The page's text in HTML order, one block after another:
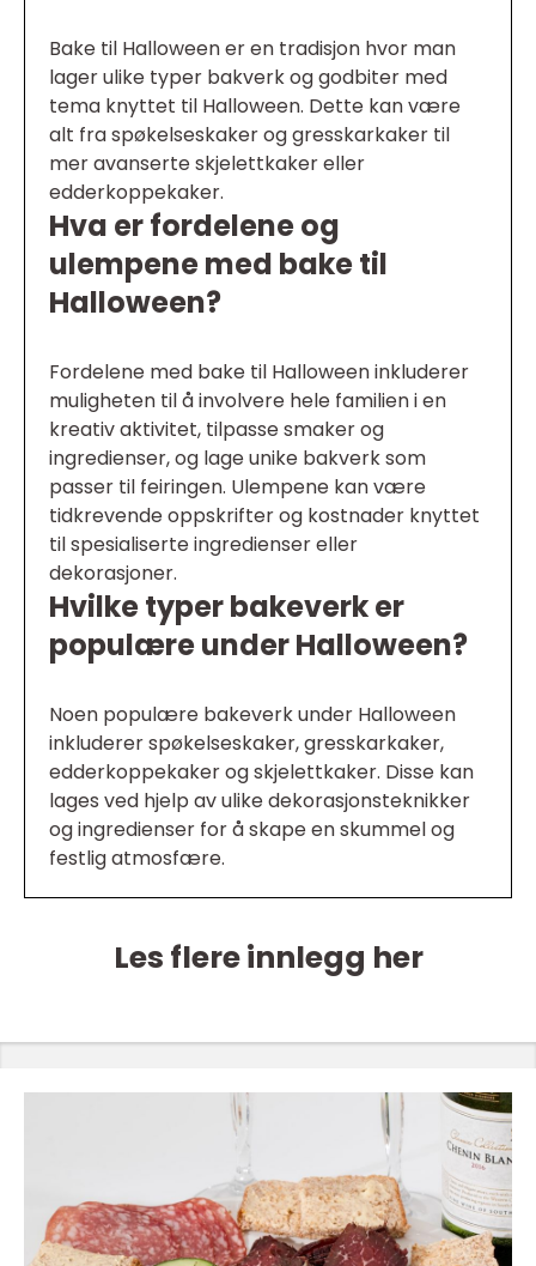
Bake til Halloween er en tradisjon hvor man
lager ulike typer bakverk og godbiter med
tema knyttet til Halloween. Dette kan være
alt fra spøkelseskaker og gresskarkaker til
mer avanserte skjelettkaker eller
edderkoppekaker.
Hva er fordelene og
ulempene med bake til
Halloween?
Fordelene med bake til Halloween inkluderer
muligheten til å involvere hele familien i en
kreativ aktivitet, tilpasse smaker og
ingredienser, og lage unike bakverk som
passer til feiringen. Ulempene kan være
tidkrevende oppskrifter og kostnader knyttet
til spesialiserte ingredienser eller
dekorasjoner.
Hvilke typer bakeverk er
populære under Halloween?
Noen populære bakeverk under Halloween
inkluderer spøkelseskaker, gresskarkaker,
edderkoppekaker og skjelettkaker. Disse kan
lages ved hjelp av ulike dekorasjonsteknikker
og ingredienser for å skape en skummel og
festlig atmosfære.
Les flere innlegg her